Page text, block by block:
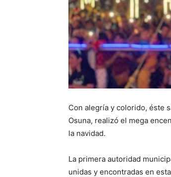
Con alegría y colorido, éste
Osuna, realizó el mega
la navidad.
La primera autoridad
unidas y encontradas en